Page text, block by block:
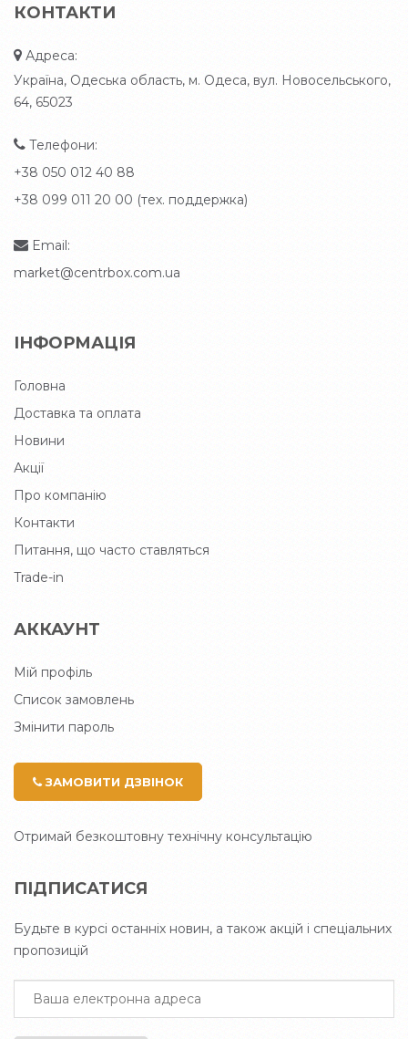
КОНТАКТИ
Адреса:
Україна, Одеська область, м. Одеса, вул. Новосельського,
64, 65023
Телефони:
+38 050 012 40 88
+38 099 011 20 00 (тех. поддержка)
Email:
market@centrbox.com.ua
ІНФОРМАЦІЯ
Головна
Доставка та оплата
Новини
Акції
Про компанію
Контакти
Питання, що часто ставляться
Trade-in
АККАУНТ
Мій профіль
Список замовлень
Змінити пароль
ЗАМОВИТИ ДЗВІНОК
Отримай безкоштовну технічну консультацію
ПІДПИСАТИСЯ
Будьте в курсі останніх новин, а також акцій і спеціальних
пропозицій